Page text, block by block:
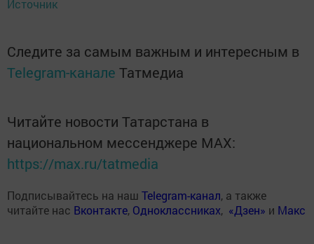
Источник
Следите за самым важным и интересным в
Telegram-канале Татмедиа
Читайте новости Татарстана в
национальном мессенджере MАХ:
https://max.ru/tatmedia
Подписывайтесь на наш Telegram-канал, а также
читайте нас Вконтакте, Одноклассниках, «Дзен» и Макс